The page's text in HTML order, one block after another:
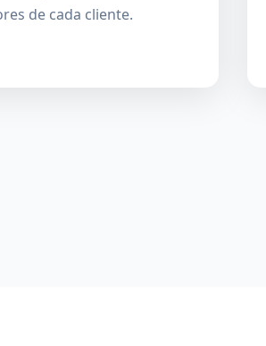
de cada cliente.